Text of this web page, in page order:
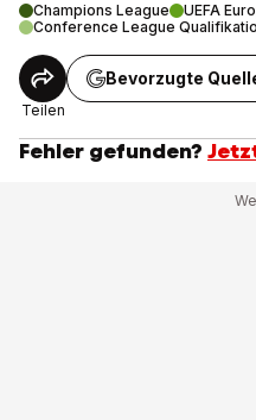
Champions League
UEFA
Conference League
Teilen
Bevorzugte
Fehler gefunden?